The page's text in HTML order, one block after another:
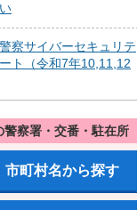
察サイバーセキュリテ
ト（令和7年10,11,12
警察署・交番・駐在所
市町村名から探す